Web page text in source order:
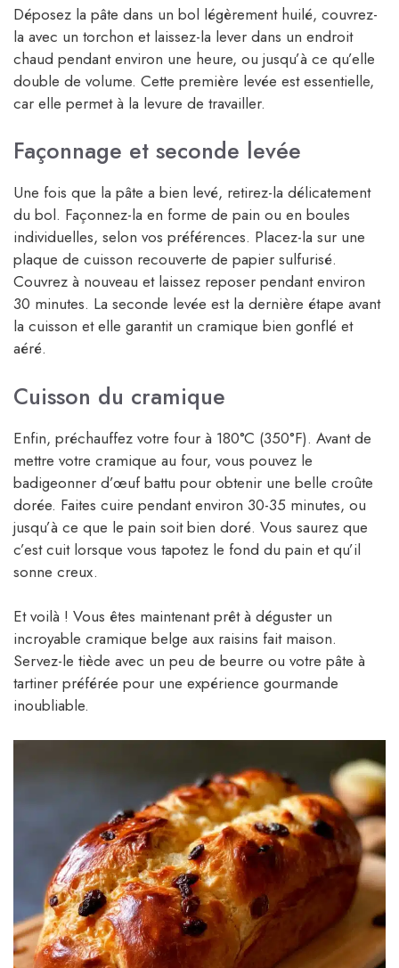
Déposez la pâte dans un bol légèrement huilé, couvrez-
la avec un torchon et laissez-la lever dans un endroit
chaud pendant environ une heure, ou jusqu’à ce qu’elle
double de volume. Cette première levée est essentielle,
car elle permet à la levure de travailler.
Façonnage et seconde levée
Une fois que la pâte a bien levé, retirez-la délicatement
du bol. Façonnez-la en forme de pain ou en boules
individuelles, selon vos préférences. Placez-la sur une
plaque de cuisson recouverte de papier sulfurisé.
Couvrez à nouveau et laissez reposer pendant environ
30 minutes. La seconde levée est la dernière étape avant
la cuisson et elle garantit un cramique bien gonflé et
aéré.
Cuisson du cramique
Enfin, préchauffez votre four à 180°C (350°F). Avant de
mettre votre cramique au four, vous pouvez le
badigeonner d’œuf battu pour obtenir une belle croûte
dorée. Faites cuire pendant environ 30-35 minutes, ou
jusqu’à ce que le pain soit bien doré. Vous saurez que
c’est cuit lorsque vous tapotez le fond du pain et qu’il
sonne creux.
Et voilà ! Vous êtes maintenant prêt à déguster un
incroyable cramique belge aux raisins fait maison.
Servez-le tiède avec un peu de beurre ou votre pâte à
tartiner préférée pour une expérience gourmande
inoubliable.